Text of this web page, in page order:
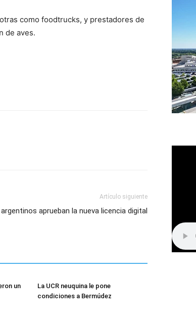
como foodtrucks, y prestadores de
de aves.
Artículo siguiente
aprueban la nueva licencia digital
un
La UCR neuquina le pone
condiciones a Bermúdez